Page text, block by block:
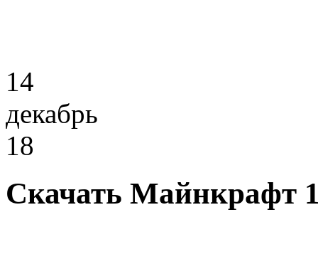
14
декабрь
18
Скачать Майнкрафт